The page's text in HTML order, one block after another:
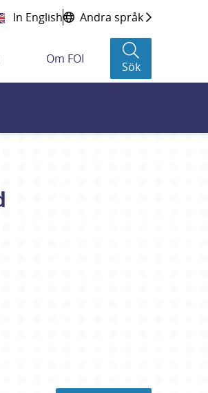
In English Andra språk
Om FOI
Sök